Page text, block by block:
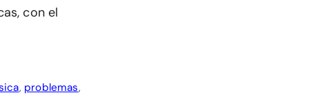
con el
, problemas,